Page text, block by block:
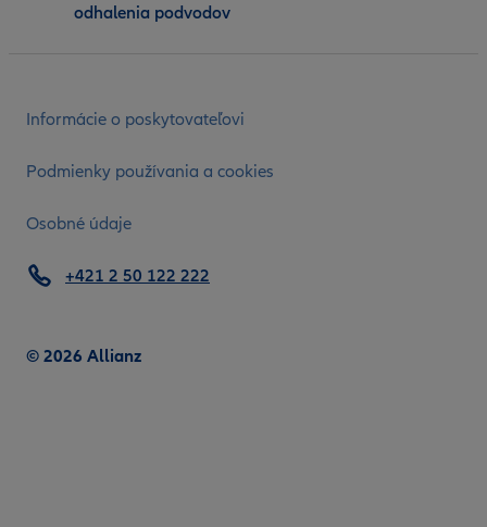
Informácie o poskytovateľovi
Podmienky používania a cookies
Osobné údaje
© 2026 Allianz
+421 2 50 122 222
odhalenia podvodov